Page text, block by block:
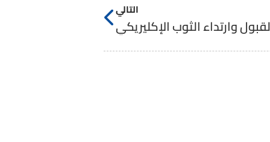
التالي
وارتداء الثوب الإكليريكي